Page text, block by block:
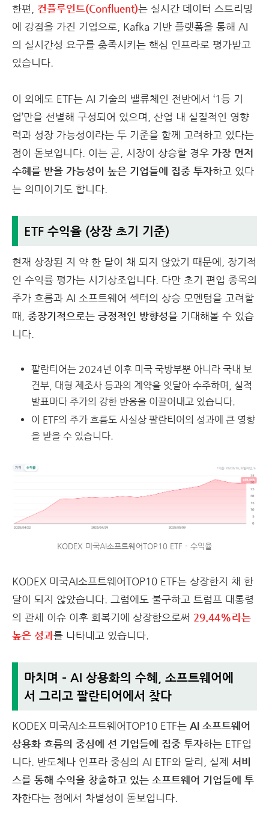
한편, 컨플루언트(Confluent)는 실시간 데이터 스트리밍
에 강점을 가진 기업으로, Kafka 기반 플랫폼을 통해 AI
의 실시간성 요구를 충족시키는 핵심 인프라로 평가받고
있습니다.
이 외에도 ETF는 AI 기술의 밸류체인 전반에서 ‘1등 기
업’만을 선별해 구성되어 있으며, 산업 내 실질적인 영향
력과 성장 가능성이라는 두 기준을 함께 고려하고 있다는
점이 돋보입니다. 이는 곧, 시장이 상승할 경우 가장 먼저
수혜를 받을 가능성이 높은 기업들에 집중 투자하고 있다
는 의미이기도 합니다.
ETF 수익율 (상장 초기 기준)
현재 상장된 지 약 한 달이 채 되지 않았기 때문에, 장기적
인 수익률 평가는 시기상조입니다. 다만 초기 편입 종목의
주가 흐름과 AI 소프트웨어 섹터의 상승 모멘텀을 고려할
때, 중장기적으로는 긍정적인 방향성을 기대해볼 수 있습
니다.
팔란티어는 2024년 이후 미국 국방부뿐 아니라 국내 보
건부, 대형 제조사 등과의 계약을 잇달아 수주하며, 실적
발표마다 주가의 강한 반응을 이끌어내고 있습니다.
이 ETF의 주가 흐름도 사실상 팔란티어의 성과에 큰 영향
을 받을 수 있습니다.
KODEX 미국AI소프트웨어TOP10 ETF - 수익율
KODEX 미국AI소프트웨어TOP10 ETF는 상장한지 채 한
달이 되지 않았습니다. 그럼에도 불구하고 트럼프 대통령
의 관세 이슈 이후 회복기에 상장함으로써 29.44%라는
높은 성과를 나타내고 있습니다.
마치며 – AI 상용화의 수혜, 소프트웨어에
서 그리고 팔란티어에서 찾다
KODEX 미국AI소프트웨어TOP10 ETF는 AI 소프트웨어
상용화 흐름의 중심에 선 기업들에 집중 투자하는 ETF입
니다. 반도체나 인프라 중심의 AI ETF와 달리, 실제 서비
스를 통해 수익을 창출하고 있는 소프트웨어 기업들에 투
자한다는 점에서 차별성이 돋보입니다.